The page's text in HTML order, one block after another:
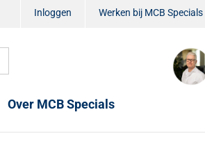
Inloggen Werken bij MCB Specials
Over MCB Specials